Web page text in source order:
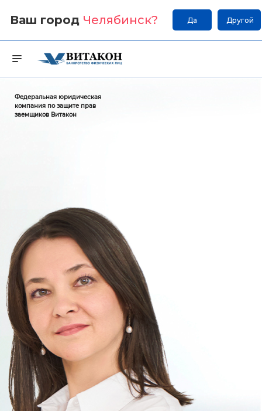
Ваш город Челябинск? Да Другой
Федеральная юридическая
компания по защите прав
заемщиков Витакон